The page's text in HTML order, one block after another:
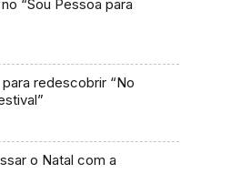
“Sou Pessoa para
redescobrir “No
o Natal com a